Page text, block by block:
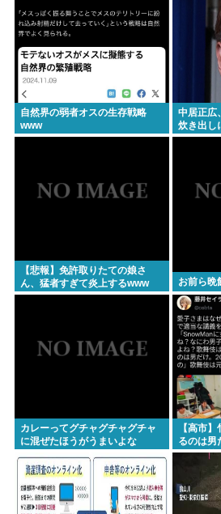
自然界の弱者オスの生存戦略
www
中居正広
炊き出し
【悲報】免許取りたての娘さ
ん、猛者すぎて炎上するwww
お前ら晩
カレーってグチャグチャグチャ
に混ぜたほうがうまいよな
【高市
るのは男
きた伝統
よね？」